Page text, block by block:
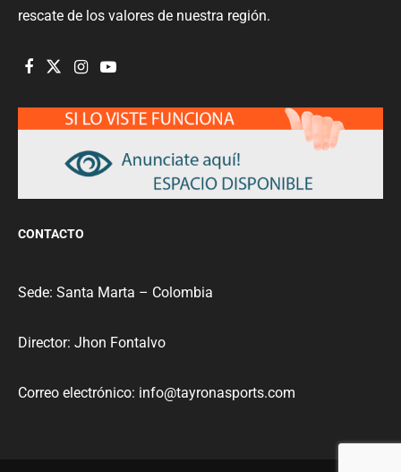
rescate de los valores de nuestra región.
CONTACTO
Sede: Santa Marta – Colombia
Director: Jhon Fontalvo
Correo electrónico: info@tayronasports.com